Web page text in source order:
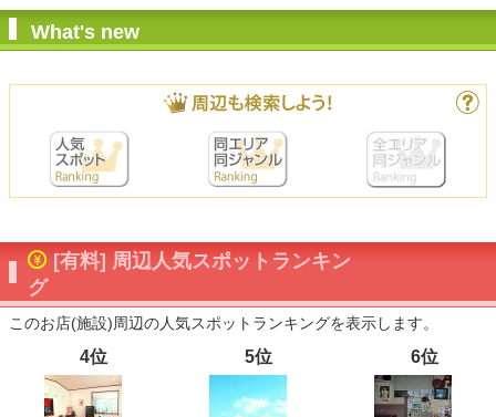
What's new
[有料] 周辺人気スポットランキン
グ
このお店(施設)周辺の人気スポットランキングを表示します。
4位 5位 6位